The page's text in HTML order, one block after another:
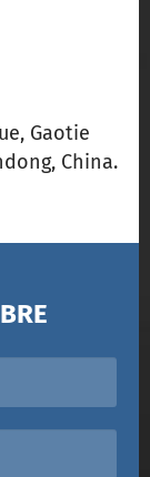
Gaotie
China.